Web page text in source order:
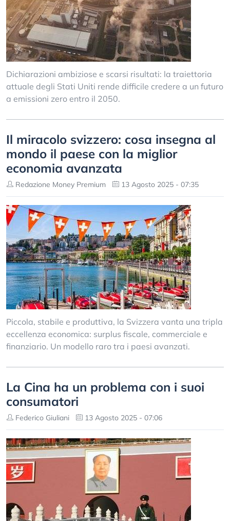
Dichiarazioni ambiziose e scarsi risultati: la traiettoria
attuale degli Stati Uniti rende difficile credere a un futuro
a emissioni zero entro il 2050.
Il miracolo svizzero: cosa insegna al
mondo il paese con la miglior
economia avanzata
Redazione Money Premium 13 Agosto 2025 - 07:35
Piccola, stabile e produttiva, la Svizzera vanta una tripla
eccellenza economica: surplus fiscale, commerciale e
finanziario. Un modello raro tra i paesi avanzati.
La Cina ha un problema con i suoi
consumatori
Federico Giuliani 13 Agosto 2025 - 07:06